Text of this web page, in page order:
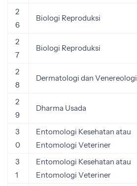
2
6
Biologi Reproduksi
2
7
Biologi Reproduksi
2
8
Dermatologi dan Venereologi
2
9
Dharma Usada
3
0
Entomologi Kesehatan atau
Entomologi Veteriner
3
1
Entomologi Kesehatan atau
Entomologi Veteriner